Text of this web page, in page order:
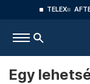
TELEX
Egy